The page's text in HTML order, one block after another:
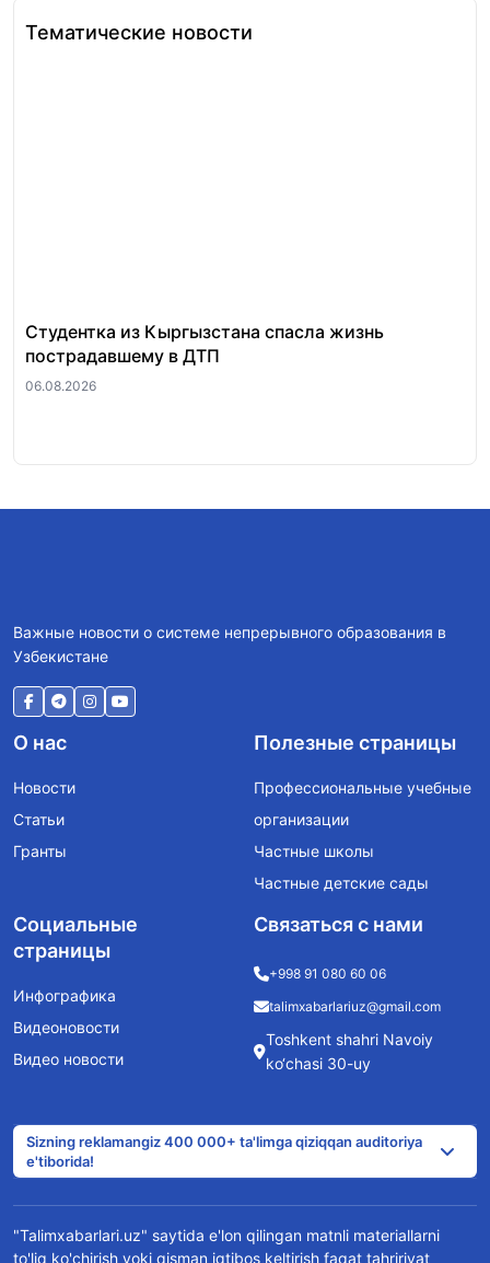
Тематические новости
Студентка из Кыргызстана спасла жизнь
пострадавшему в ДТП
06.08.2026
Важные новости о системе непрерывного образования в
Узбекистане
О нас
Новости
Статьи
Гранты
Полезные страницы
Профессиональные учебные
организации
Частные школы
Частные детские сады
Социальные
страницы
Инфографика
Видеоновости
Видео новости
Связаться с нами
+998 91 080 60 06
talimxabarlariuz@gmail.com
Toshkent shahri Navoiy
ko‘chasi 30-uy
Sizning reklamangiz 400 000+ ta'limga qiziqqan auditoriya
e'tiborida!
"Talimxabarlari.uz" saytida e'lon qilingan matnli materiallarni
to'liq ko'chirish yoki qisman iqtibos keltirish faqat tahririyat